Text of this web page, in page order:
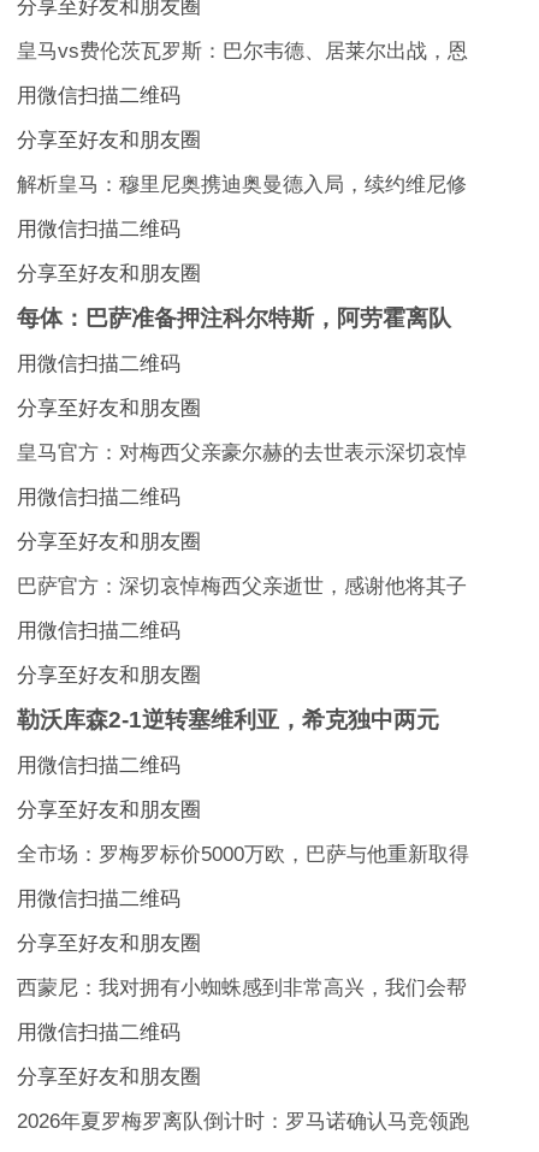
分享至好友和朋友圈
皇马vs费伦茨瓦罗斯：巴尔韦德、居莱尔出战，恩
用微信扫描二维码
分享至好友和朋友圈
解析皇马：穆里尼奥携迪奥曼德入局，续约维尼修
用微信扫描二维码
分享至好友和朋友圈
每体：巴萨准备押注科尔特斯，阿劳霍离队
用微信扫描二维码
分享至好友和朋友圈
皇马官方：对梅西父亲豪尔赫的去世表示深切哀悼
用微信扫描二维码
分享至好友和朋友圈
巴萨官方：深切哀悼梅西父亲逝世，感谢他将其子
用微信扫描二维码
分享至好友和朋友圈
勒沃库森2-1逆转塞维利亚，希克独中两元
用微信扫描二维码
分享至好友和朋友圈
全市场：罗梅罗标价5000万欧，巴萨与他重新取得
用微信扫描二维码
分享至好友和朋友圈
西蒙尼：我对拥有小蜘蛛感到非常高兴，我们会帮
用微信扫描二维码
分享至好友和朋友圈
2026年夏罗梅罗离队倒计时：罗马诺确认马竞领跑